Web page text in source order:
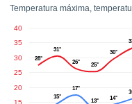
que se
a este
las
y
forma
Temperatura máxima,
15
20
25
30
35
40
28°
31°
26°
25°
30°
15°
17°
13°
14°